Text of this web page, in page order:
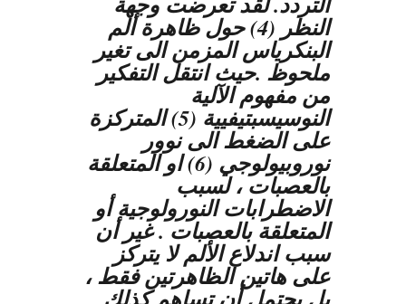
النظر (4) حول ظاهرة ألم
البنكرياس المزمن الى تغير
ملحوظ .حيث انتقل التفكير
من مفهوم الآلية
النوسيسبتيفيية (5) المتركزة
على الضغط الى نوور
نوروبيولوجي (6) او المتعلقة
بالعصبات ، لسبب
الاضطرابات النورولوجية أو
المتعلقة بالعصبات . غير أن
سبب اندلاع الألم لا يتركز
على هاتين الظاهرتين فقط ،